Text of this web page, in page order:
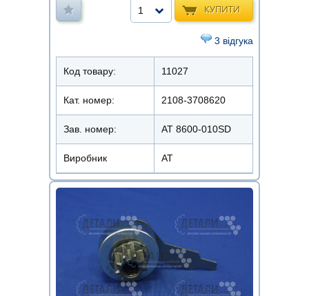
КУПИТИ
1
3 відгука
Код товару: 11027
Кат. номер: 2108-3708620
Зав. номер: AT 8600-010SD
Виробник АТ